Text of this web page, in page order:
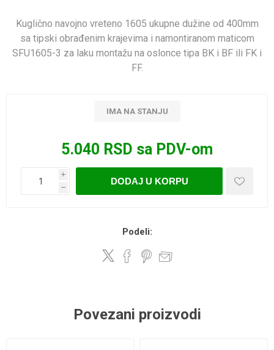
Kuglično navojno vreteno 1605 ukupne dužine od 400mm
sa tipski obrađenim krajevima i namontiranom maticom
SFU1605-3 za laku montažu na oslonce tipa BK i BF ili FK i
FF.
IMA NA STANJU
5.040 RSD sa PDV-om
i
h
DODAJ U KORPU
Podeli:
Povezani proizvodi